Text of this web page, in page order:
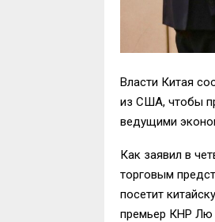
Власти Китая
из США, чтобы
ведущими
Как заявил в
торговым
посетит
премьер КНР Лю